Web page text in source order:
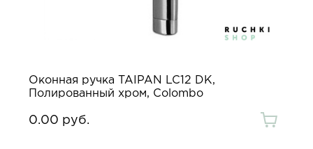
Оконная ручка TAIPAN LC12 DK,
Полированный хром, Colombo
0.00 руб.